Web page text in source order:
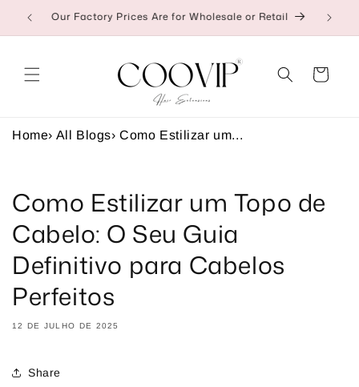
para oOur Factory Prices Are for Wholesale or Retail
Carrinho
Home› All Blogs› Como Estilizar um...
Como Estilizar um Topo de
Cabelo: O Seu Guia
Definitivo para Cabelos
Perfeitos
12 DE JULHO DE 2025
Share